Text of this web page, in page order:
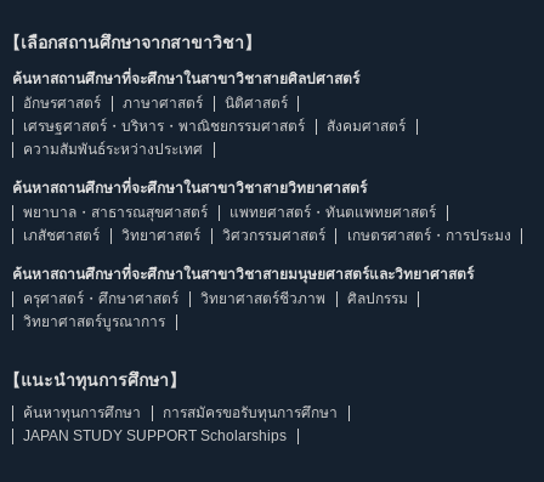
【เลือกสถานศึกษาจากสาขาวิชา】
ค้นหาสถานศึกษาที่จะศึกษาในสาขาวิชาสายศิลปศาสตร์
อักษรศาสตร์
ภาษาศาสตร์
นิติศาสตร์
เศรษฐศาสตร์・บริหาร・พาณิชยกรรมศาสตร์
สังคมศาสตร์
ความสัมพันธ์ระหว่างประเทศ
ค้นหาสถานศึกษาที่จะศึกษาในสาขาวิชาสายวิทยาศาสตร์
พยาบาล・สาธารณสุขศาสตร์
แพทยศาสตร์・ทันตแพทยศาสตร์
เภสัชศาสตร์
วิทยาศาสตร์ วิศวกรรมศาสตร์ เกษตรศาสตร์・การประมง
ค้นหาสถานศึกษาที่จะศึกษาในสาขาวิชาสายมนุษยศาสตร์และวิทยาศาสตร์
ครุศาสตร์・ศึกษาศาสตร์
วิทยาศาสตร์ชีวภาพ
ศิลปกรรม
วิทยาศาสตร์บูรณาการ
【แนะนำทุนการศึกษา】
ค้นหาทุนการศึกษา
การสมัครขอรับทุนการศึกษา
JAPAN STUDY SUPPORT Scholarships